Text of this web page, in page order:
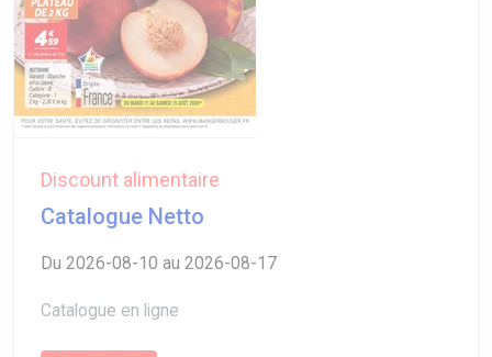
Discount alimentaire
Catalogue Netto
Du 2026-08-10 au 2026-08-17
Catalogue en ligne